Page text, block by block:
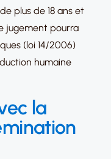
plus de 18 ans et
jugement pourra
(loi 14/2006)
humaine
la